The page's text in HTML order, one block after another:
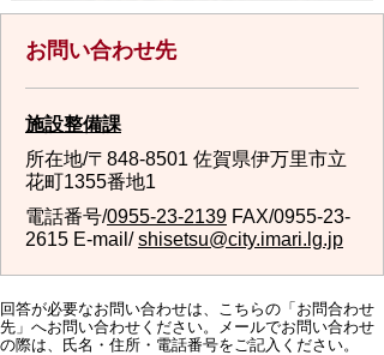
お問い合わせ先
施設整備課
所在地/〒848-8501 佐賀県伊万里市立
花町1355番地1
電話番号/0955-23-2139 FAX/0955-23-
2615 E-mail/shisetsu@city.imari.lg.jp
回答が必要なお問い合わせは、こちらの「お問合わせ
先」へお問い合わせください。メールでお問い合わせ
の際は、氏名・住所・電話番号をご記入ください。